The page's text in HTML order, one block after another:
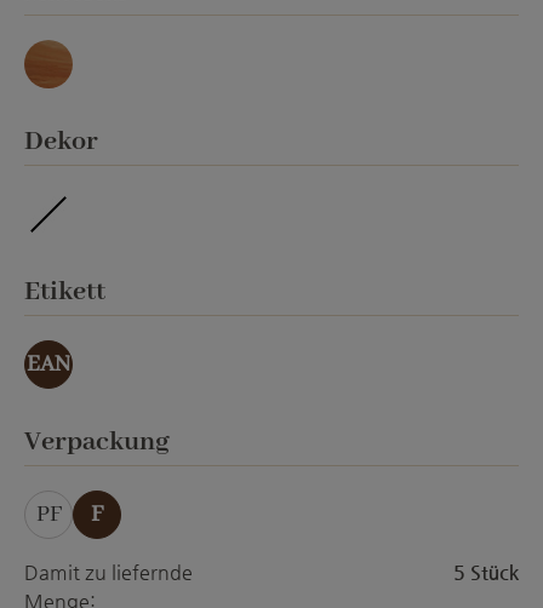
Marmor
Dekorauswählen
Etikettauswählen
EAN
Verpackungauswählen
PF F
Damit zu liefernde
Menge:
5 Stück